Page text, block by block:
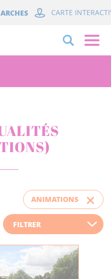
CARTE
ANIMATIONS
Choisissez votre filtre
d'actualité